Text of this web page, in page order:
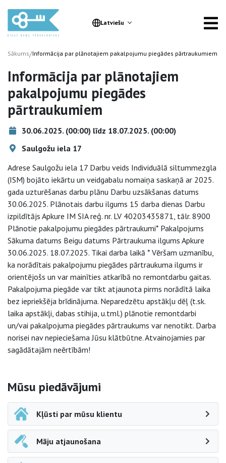
Latviešu
Sākums/Informācija par plānotajiem pakalpojumu piegādes pārtraukumiem
Informācija par plānotajiem
pakalpojumu piegādes
pārtraukumiem
30.06.2025. (00:00) līdz 18.07.2025. (00:00)
Saulgožu iela 17
Adrese Saulgožu iela 17 Darbu veids Individuālā siltummezgla
(ISM) bojāto iekārtu un veidgabalu nomaiņa saskaņā ar 2025.
gada uzturēšanas darbu plānu Darbu uzsākšanas datums
30.06.2025. Plānotais darbu ilgums 15 darba dienas Darbu
izpildītājs Apkure IM SIA reģ. nr. LV 40203435871, tālr. 8900
Plānotie pakalpojumu piegādes pārtraukumi* Pakalpojums
Sākuma datums Beigu datums Pārtraukuma ilgums Apkure
30.06.2025. 18.07.2025. Tikai darba laikā * Vēršam uzmanību,
ka norādītais pakalpojumu piegādes pārtraukuma ilgums ir
orientējošs un var mainīties atkarībā no remontdarbu gaitas.
Pakalpojuma piegāde var tikt atjaunota pirms norādītā laika
bez iepriekšēja brīdinājuma. Neparedzētu apstākļu dēļ (t.sk.
laika apstākļi, dabas stihija, u.tml.) plānotie remontdarbi
un/vai pakalpojuma piegādes pārtraukums var nenotikt. Darba
norisei nav nepieciešama Jūsu klātbūtne. Atvainojamies par
sagādātajām neērtībām!
Sāna navigācija
Mūsu piedāvājumi
Kļūsti par mūsu klientu
Māju atjaunošana